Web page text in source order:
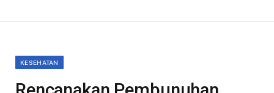
KESEHATAN